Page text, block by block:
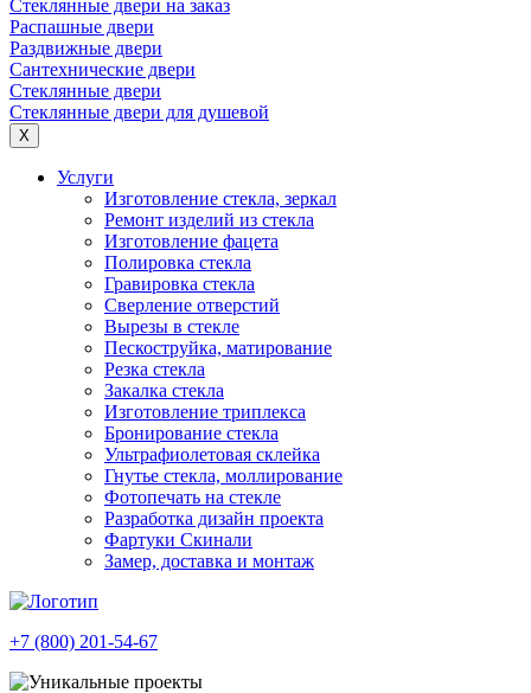
Стеклянные двери на заказ
Распашные двери
Раздвижные двери
Сантехнические двери
Стеклянные двери
Стеклянные двери для душевой
X
Услуги
Изготовление стекла, зеркал
Ремонт изделий из стекла
Изготовление фацета
Полировка стекла
Гравировка стекла
Сверление отверстий
Вырезы в стекле
Пескоструйка, матирование
Резка стекла
Закалка стекла
Изготовление триплекса
Бронирование стекла
Ультрафиолетовая склейка
Гнутье стекла, моллирование
Фотопечать на стекле
Разработка дизайн проекта
Фартуки Скинали
Замер, доставка и монтаж
+7 (800) 201-54-67